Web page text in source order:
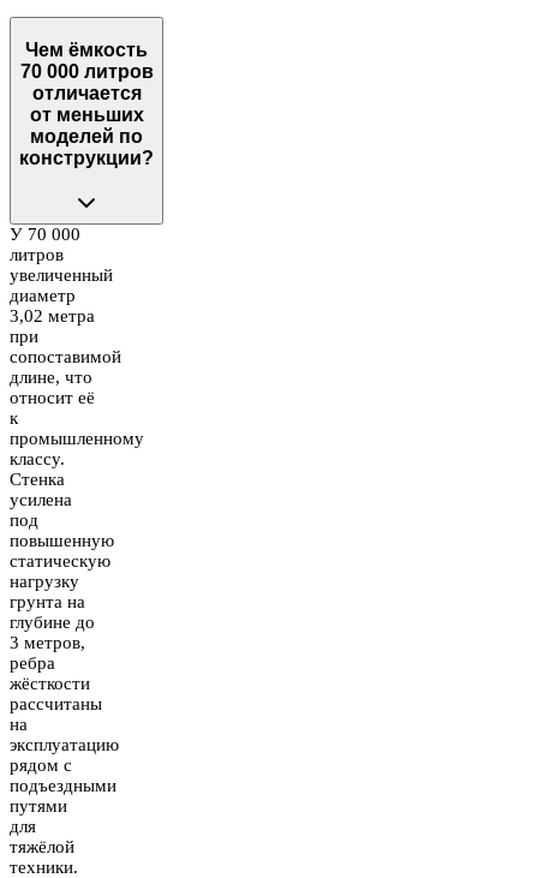
Чем ёмкость
70 000 литров
отличается
от меньших
моделей по
конструкции?
У 70 000
литров
увеличенный
диаметр
3,02 метра
при
сопоставимой
длине, что
относит её
к
промышленному
классу.
Стенка
усилена
под
повышенную
статическую
нагрузку
грунта на
глубине до
3 метров,
ребра
жёсткости
рассчитаны
на
эксплуатацию
рядом с
подъездными
путями
для
тяжёлой
техники.